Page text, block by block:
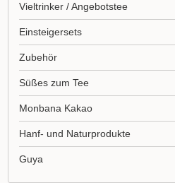
Vieltrinker / Angebotstee
Einsteigersets
Zubehör
Süßes zum Tee
Monbana Kakao
Hanf- und Naturprodukte
Guya